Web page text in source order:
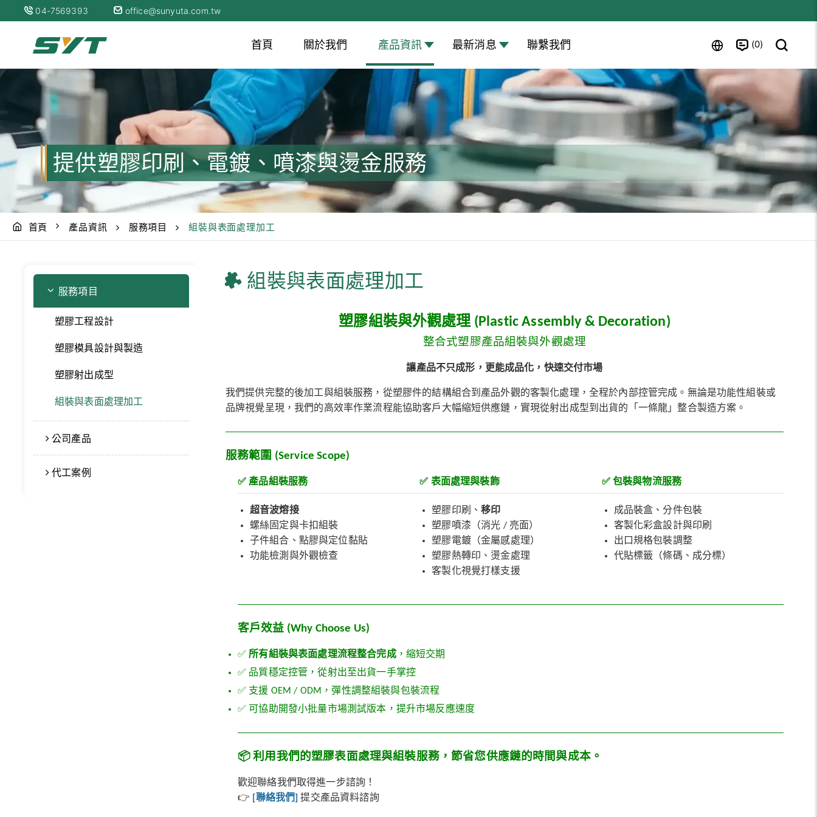
04-7569393 office@sunyuta.com.tw
首頁 關於我們 產品資訊 最新消息 聯繫我們 0
提供塑膠印刷、電鍍、噴漆與燙金服務
首頁 產品資訊 服務項目 組裝與表面處理加工
服務項目
塑膠工程設計
塑膠模具設計與製造
塑膠射出成型
組裝與表面處理加工
公司產品
代工案例
組裝與表面處理加工
塑膠組裝與外觀處理 (Plastic Assembly & Decoration)
整合式塑膠產品組裝與外觀處理
讓產品不只成形，更能成品化，快速交付市場
我們提供完整的後加工與組裝服務，從塑膠件的結構組合到產品外觀的客製化處理，全程於內部控管完成。無論是功能性組裝或
品牌視覺呈現，我們的高效率作業流程能協助客戶大幅縮短供應鏈，實現從射出成型到出貨的「一條龍」整合製造方案。
服務範圍 (Service Scope)
✅ 產品組裝服務
超音波熔接
螺絲固定與卡扣組裝
子件組合、點膠與定位黏貼
功能檢測與外觀檢查
✅ 表面處理與裝飾
塑膠印刷、移印
塑膠噴漆（消光 / 亮面）
塑膠電鍍（金屬感處理）
塑膠熱轉印、燙金處理
客製化視覺打樣支援
✅ 包裝與物流服務
成品裝盒、分件包裝
客製化彩盒設計與印刷
出口規格包裝調整
代貼標籤（條碼、成分標）
客戶效益 (Why Choose Us)
✅所有組裝與表面處理流程整合完成，縮短交期
✅ 品質穩定控管，從射出至出貨一手掌控
✅ 支援 OEM / ODM，彈性調整組裝與包裝流程
✅ 可協助開發小批量市場測試版本，提升市場反應速度
📦 利用我們的塑膠表面處理與組裝服務，節省您供應鏈的時間與成本。
歡迎聯絡我們取得進一步諮詢！
👉
[聯絡我們] 提交產品資料諮詢